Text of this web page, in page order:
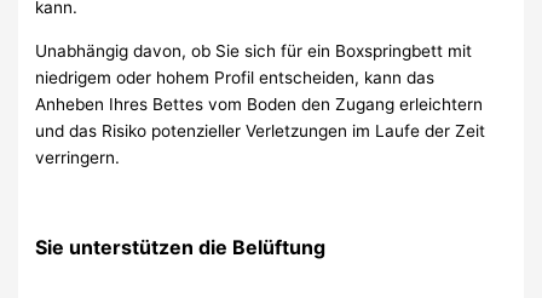
kann.
Unabhängig davon, ob Sie sich für ein Boxspringbett mit
niedrigem oder hohem Profil entscheiden, kann das
Anheben Ihres Bettes vom Boden den Zugang erleichtern
und das Risiko potenzieller Verletzungen im Laufe der Zeit
verringern.
Sie unterstützen die Belüftung